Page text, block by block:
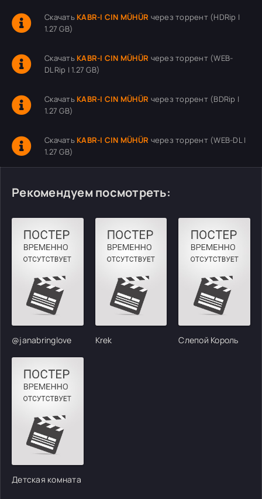
Скачать KABR-I CIN MÜHÜR через торрент (HDRip |
1.27 GB)
Скачать KABR-I CIN MÜHÜR через торрент (WEB-
DLRip | 1.27 GB)
Скачать KABR-I CIN MÜHÜR через торрент (BDRip |
1.27 GB)
Скачать KABR-I CIN MÜHÜR через торрент (WEB-DL |
1.27 GB)
Рекомендуем посмотреть:
@janabringlove Krek Слепой Король
Детская комната